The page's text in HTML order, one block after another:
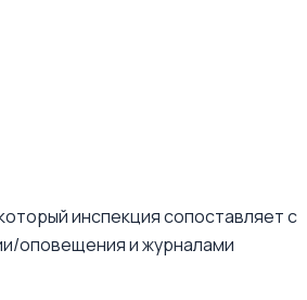
инспекция сопоставляет с
оповещения и журналами